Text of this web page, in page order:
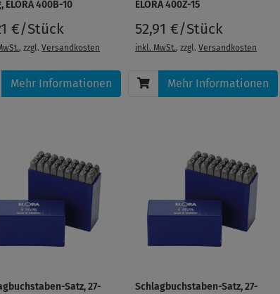
ELORA 400B-10
€/Stück
, zzgl.Versandkosten
Mehr Informationen
ELORA 400Z-15
52,91 €/Stück
inkl. MwSt., zzgl. Versandkosten
Mehr Informationen
Satz, 27- Schlagbuchstaben-Satz, 27-